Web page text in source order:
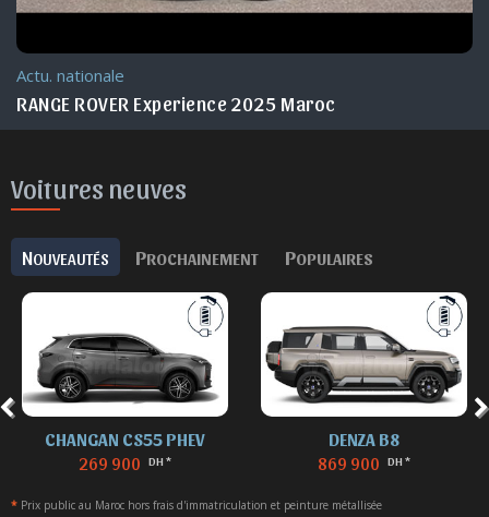
Actu. nationale
RANGE ROVER Experience 2025 Maroc
Voitures neuves
NOUVEAUTÉS PROCHAINEMENT POPULAIRES
CHANGAN CS55 PHEV
269 900 DH *
DENZA B8
869 900 DH *
* Prix public au Maroc hors frais d'immatriculation et peinture métallisée